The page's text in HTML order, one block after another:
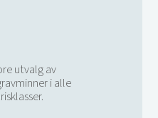
utvalg av
i alle